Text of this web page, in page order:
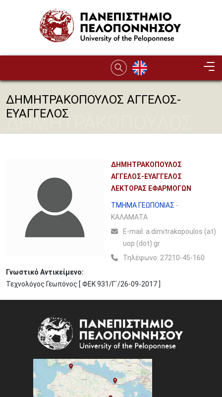
ΔΗΜΗΤΡΑΚΟΠΟΥΛΟΣ ΑΓΓΕΛΟΣ-
ΕΥΑΓΓΕΛΟΣ
ΔΗΜΗΤΡΑΚΟΠΟΥΛΟΣ
ΔΗΜΗΤΡΑΚΟΠΟΥΛΟΣ
ΑΓΓΕΛΟΣ-ΕΥΑΓΓΕΛΟΣ
ΛΕΚΤΟΡΑΣ ΕΦΑΡΜΟΓΩΝ
ΤΜΗΜΑ ΓΕΩΠΟΝΙΑΣ -
ΚΑΛΑΜΑΤΑ
Ε-mail: a.dimitrakopoulos (at)
uop (dot) gr
Τηλέφωνο: 27210-45-160
Γνωστικό Αντικείμενο:
Τεχνολόγος Γεωπόνος [ ΦΕΚ 931/Γ΄/26-09-2017 ]